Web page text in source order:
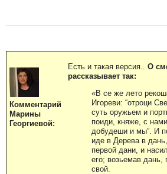
Комментарий
Марины
Георгиевой:
Есть и такая версия.. О
рассказывает так:
«В се же лето
Игореви: “отроци
суть оружьем и
поиди, княже, с
добудеши и мы”. И
иде в Дерева в
первой дани, и
его; возьемав дань,
свой.